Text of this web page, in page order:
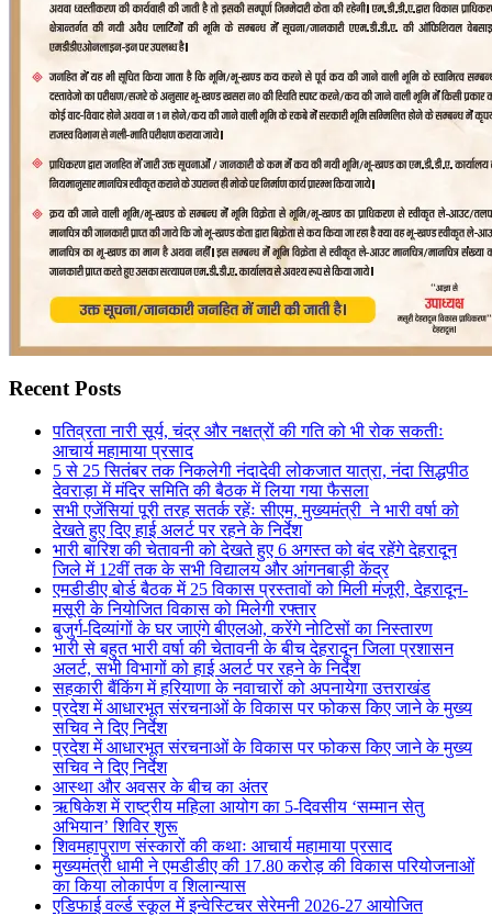
Recent Posts
पतिव्रता नारी सूर्य, चंद्र और नक्षत्रों की गति को भी रोक सकतीः
आचार्य महामाया प्रसाद
5 से 25 सितंबर तक निकलेगी नंदादेवी लोकजात यात्रा, नंदा सिद्धपीठ
देवराड़ा में मंदिर समिति की बैठक में लिया गया फैसला
सभी एजेंसियां पूरी तरह सतर्क रहेंः सीएम, मुख्यमंत्री ने भारी वर्षा को
देखते हुए दिए हाई अलर्ट पर रहने के निर्देश
भारी बारिश की चेतावनी को देखते हुए 6 अगस्त को बंद रहेंगे देहरादून
जिले में 12वीं तक के सभी विद्यालय और आंगनबाड़ी केंद्र
एमडीडीए बोर्ड बैठक में 25 विकास प्रस्तावों को मिली मंजूरी, देहरादून-
मसूरी के नियोजित विकास को मिलेगी रफ्तार
बुजुर्ग-दिव्यांगों के घर जाएंगे बीएलओ, करेंगे नोटिसों का निस्तारण
भारी से बहुत भारी वर्षा की चेतावनी के बीच देहरादून जिला प्रशासन
अलर्ट, सभी विभागों को हाई अलर्ट पर रहने के निर्देश
सहकारी बैंकिंग में हरियाणा के नवाचारों को अपनायेगा उत्तराखंड
प्रदेश में आधारभूत संरचनाओं के विकास पर फोकस किए जाने के मुख्य
सचिव ने दिए निर्देश
प्रदेश में आधारभूत संरचनाओं के विकास पर फोकस किए जाने के मुख्य
सचिव ने दिए निर्देश
आस्था और अवसर के बीच का अंतर
ऋषिकेश में राष्ट्रीय महिला आयोग का 5-दिवसीय ‘सम्मान सेतु
अभियान’ शिविर शुरू
शिवमहापुराण संस्कारों की कथाः आचार्य महामाया प्रसाद
मुख्यमंत्री धामी ने एमडीडीए की 17.80 करोड़ की विकास परियोजनाओं
का किया लोकार्पण व शिलान्यास
एडिफाई वर्ल्ड स्कूल में इन्वेस्टिचर सेरेमनी 2026-27 आयोजित